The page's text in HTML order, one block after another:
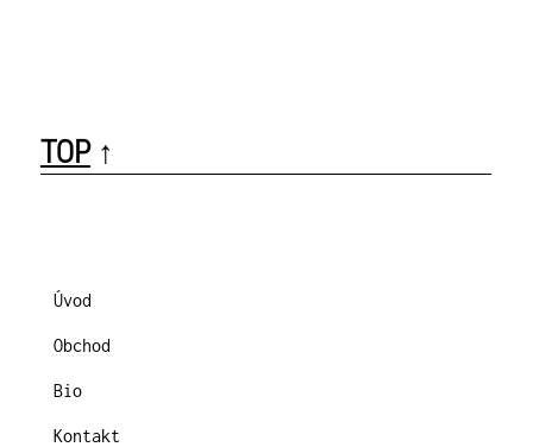
Úvod
Obchod
Bio
Kontakt
TOP↑